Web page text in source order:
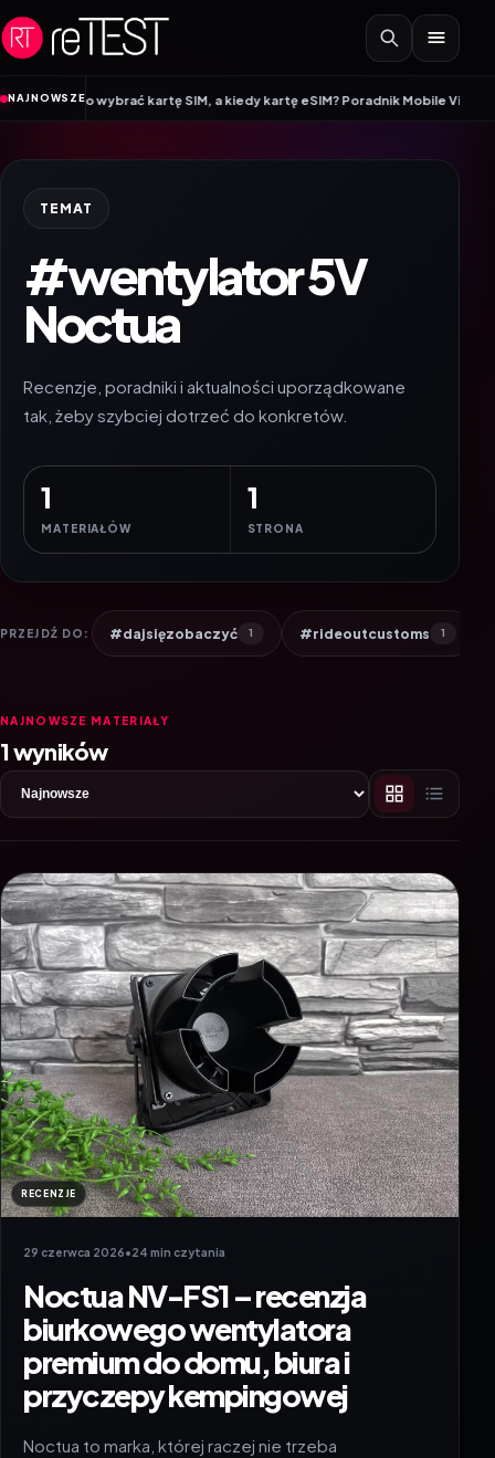
Przejdź do treści
NAJNOWSZE
wybrać kartę SIM, a kiedy kartę eSIM? Poradnik Mobile Vikings•
TEMAT
#wentylator 5V
Noctua
Recenzje, poradniki i aktualności uporządkowane
tak, żeby szybciej dotrzeć do konkretów.
1
MATERIAŁÓW
1
STRONA
PRZEJDŹ DO: #dajsięzobaczyć 1 #rideoutcustoms 1
NAJNOWSZE MATERIAŁY
1 wyników
RECENZJE
29 czerwca 2026•24 min czytania
Noctua NV-FS1 – recenzja
biurkowego wentylatora
premium do domu, biura i
przyczepy kempingowej
Noctua to marka, której raczej nie trzeba